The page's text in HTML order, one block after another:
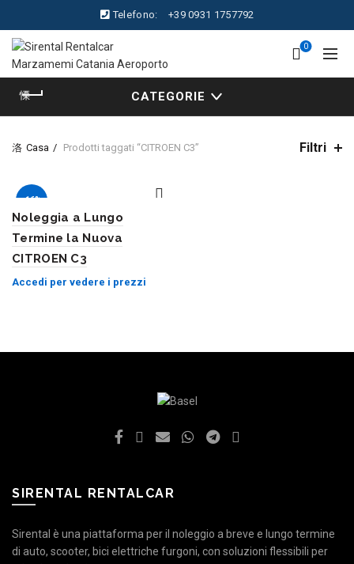
Telefono: +39 0931 1757792
0
CATEGORIE
Casa Prodotti taggati “CITROEN C3” Filtri
-16%
Noleggia a Lungo
Termine la Nuova
CITROEN C3
Accedi per vedere i prezzi
SIRENTAL RENTALCAR
Sirental è una piattaforma per il noleggio a breve e lungo termine
di auto, scooter, bici elettriche furgoni, con soluzioni flessibili per